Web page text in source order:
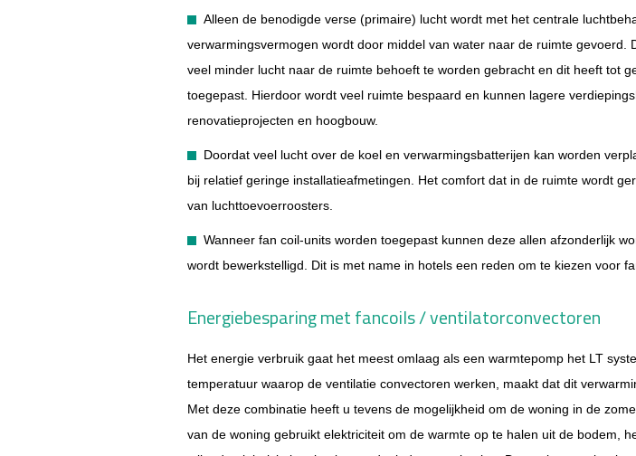
Alleen de benodigde verse (primaire) lucht wordt met het centrale
verwarmingsvermogen wordt door middel van water naar de ruimte gevoerd.
veel minder lucht naar de ruimte behoeft te worden gebracht en dit heeft tot
toegepast. Hierdoor wordt veel ruimte bespaard en kunnen lagere
renovatieprojecten en hoogbouw.
Doordat veel lucht over de koel en verwarmingsbatterijen kan worden
bij relatief geringe installatieafmetingen. Het comfort dat in de ruimte wordt
van luchttoevoerroosters.
Wanneer fan coil-units worden toegepast kunnen deze allen afzonderlijk
wordt bewerkstelligd. Dit is met name in hotels een reden om te kiezen voor
Energiebesparing met fancoils / ventilatorconvectoren
Het energie verbruik gaat het meest omlaag als een warmtepomp het LT
temperatuur waarop de ventilatie convectoren werken, maakt dat dit
Met deze combinatie heeft u tevens de mogelijkheid om de woning in de
van de woning gebruikt elektriciteit om de warmte op te halen uit de bodem,